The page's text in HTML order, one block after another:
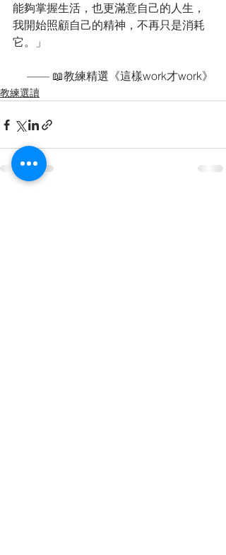
能夠掌握生活，也更滿意自己的人生，
我開始照顧自己的精神，不再只是消耗
它。」
—— 📖教練精選《這樣work才work》
教練選讀